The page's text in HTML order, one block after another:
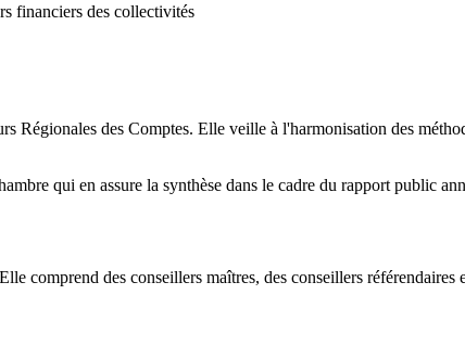
financiers des collectivités
Régionales des Comptes. Elle veille à l'harmonisation des
qui en assure la synthèse dans le cadre du rapport public
comprend des conseillers maîtres, des conseillers référendaires